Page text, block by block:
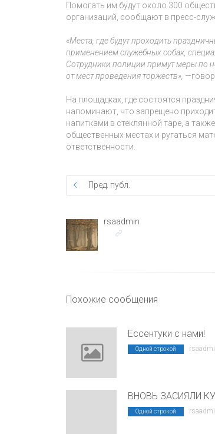
Помогать им будут около 300
организаций, сообщают в пресс-
«Места, где будут проходить
применением служебных собак,
Сотрудники полиции примут меры по
от мест проведения торжеств», —
На площадках, где состоятся
напоминают, что запрещено
напитками в стеклянной таре, а
общественных местах и ругаться
ответственности.
Пред. публ.
rsaadmin
Похожие сообщения
Ессентуки с нами!
Одной строкой
ВНОВЬ ЗАСИЯЛИ
Одной строкой